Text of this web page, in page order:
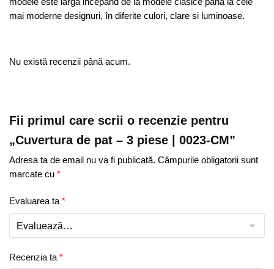
mai moderne designuri, în diferite culori, clare si luminoase.
Nu există recenzii până acum.
Fii primul care scrii o recenzie pentru
„Cuvertura de pat – 3 piese | 0023-CM”
Adresa ta de email nu va fi publicată. Câmpurile obligatorii sunt
marcate cu *
Evaluarea ta *
Recenzia ta *